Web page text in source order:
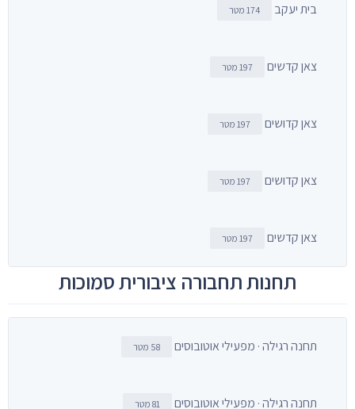
בית יעקב 174 מטר
צאן קדשים 197 מטר
צאן קדושים 197 מטר
צאן קדושים 197 מטר
צאן קדשים 197 מטר
תחנות תחבורה ציבורית סמוכות
תחנה רגילה · מפעילי אוטובוסים 58 מטר
תחנה רגילה · מפעילי אוטובוסים 81 מטר